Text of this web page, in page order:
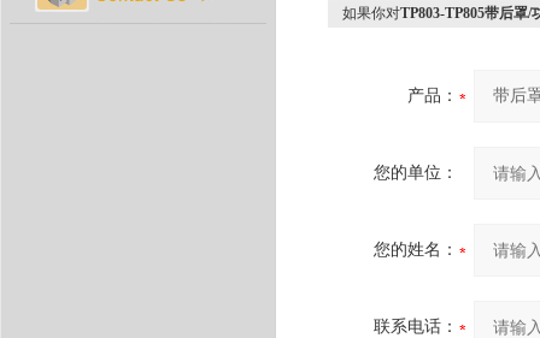
如果你对TP803-TP805带后罩
产品：
您的单位：
您的姓名：
联系电话：